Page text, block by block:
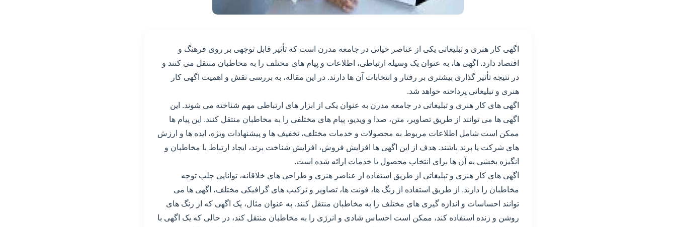
اگهی کار هنری و تبلیغاتی یکی از عناصر حیاتی در جامعه مدرن است که تأثیر قابل توجهی بر روی فرهنگ و
اقتصاد دارد. اگهی ها، به عنوان یک وسیله ارتباطی، اطلاعات و پیام های مختلف را به مخاطبان منتقل می کنند و
در نتیجه تأثیر گذاری بیشتری بر رفتار و انتخابات آن ها دارند. در این مقاله، به بررسی نقش و اهمیت اگهی کار
هنری و تبلیغاتی پرداخته خواهد شد.
اگهی های کار هنری و تبلیغاتی در جامعه مدرن به عنوان یکی از ابزار های ارتباطی مهم شناخته می شوند. این
اگهی ها می توانند از طریق تصاویر، متن، صدا و ویدیو، پیام های مختلفی را به مخاطبان منتقل کنند. این پیام ها
ممکن است شامل اطلاعات مربوط به محصولات و خدمات مختلف، تخفیف ها و پیشنهادات ویژه، ایده ها و ارزش
های شرکت یا برند باشند. هدف از این اگهی ها افزایش فروش، افزایش شناخت برند، ایجاد ارتباط با مخاطبان و
انگیزه بخشی به آن ها برای انتخاب محصول یا خدمات ارائه شده است.
اگهی های کار هنری و تبلیغاتی از طریق استفاده از عناصر هنری و طراحی های خلاقانه، توانایی جلب توجه
مخاطبان را دارند. از طریق استفاده از رنگ ها، فونت ها، تصاویر و ترکیب های گرافیکی مختلف، اگهی ها می
توانند احساسات و اندازه گیری های مختلف را به مخاطبان منتقل کنند. به عنوان مثال، یک اگهی که از رنگ های
روشن و زنده استفاده کند، ممکن است احساس شادی و انرژی را به مخاطبان منتقل کند، در حالی که یک اگهی با